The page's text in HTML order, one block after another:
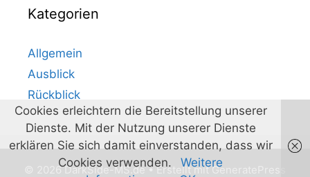
Kategorien
Allgemein
Ausblick
Rückblick
© 2026 DarkSide-MS.de• Erstellt mitGeneratePress
Cookies erleichtern die Bereitstellung unserer
Dienste. Mit der Nutzung unserer Dienste
erklären Sie sich damit einverstanden, dass wir
Cookies verwenden.
Weitere